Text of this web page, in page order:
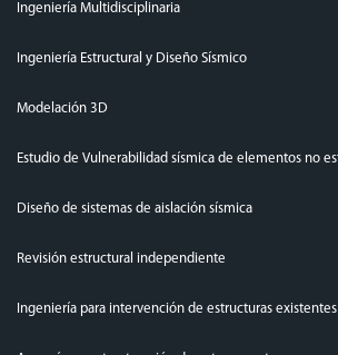
Ingeniería Multidisciplinaria
Ingeniería Estructural y Diseño Sísmico
Modelación 3D
Estudio de Vulnerabilidad sísmica de elementos no
Diseño de sistemas de aislación sísmica
Revisión estructural independiente
Ingeniería para intervención de estructuras existentes